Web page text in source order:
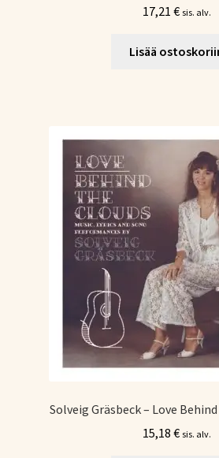
17,21 € sis. alv.
Lisää
Solveig Gräsbeck – Love
15,18 € sis. alv.